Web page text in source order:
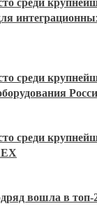
среди
среди
среди
вошла в